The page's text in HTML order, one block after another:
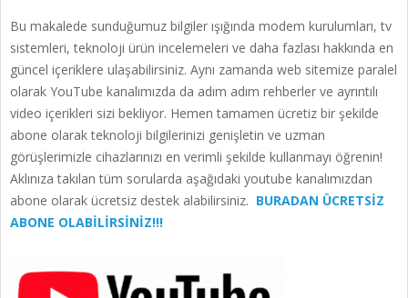
Bu makalede sunduğumuz bilgiler ışığında modem kurulumları, tv
sistemleri, teknoloji ürün incelemeleri ve daha fazlası hakkında en
güncel içeriklere ulaşabilirsiniz. Aynı zamanda web sitemize paralel
olarak YouTube kanalımızda da adım adım rehberler ve ayrıntılı
video içerikleri sizi bekliyor. Hemen tamamen ücretiz bir şekilde
abone olarak teknoloji bilgilerinizi genişletin ve uzman
görüşlerimizle cihazlarınızı en verimli şekilde kullanmayı öğrenin!
Aklınıza takılan tüm sorularda aşağıdaki youtube kanalımızdan
abone olarak ücretsiz destek alabilirsiniz. BURADAN ÜCRETSİZ
ABONE OLABİLİRSİNİZ!!!